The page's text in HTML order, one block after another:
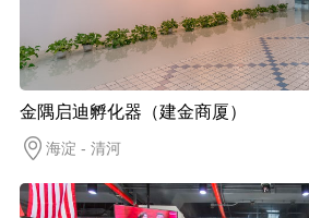
金隅启迪孵化器（建金商厦）
海淀 - 清河